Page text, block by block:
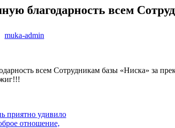
благодарность всем
muka-admin
всем Сотрудникам базы «Ниска» за
приятно удивило
отношение,